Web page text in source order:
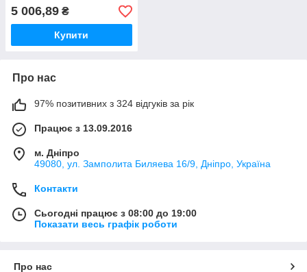
5 006,89 ₴
Купити
Про нас
97% позитивних з 324 відгуків за рік
Працює з 13.09.2016
м. Дніпро
49080, ул. Замполита Биляева 16/9, Дніпро, Україна
Контакти
Сьогодні працює з 08:00 до 19:00
Показати весь графік роботи
Про нас